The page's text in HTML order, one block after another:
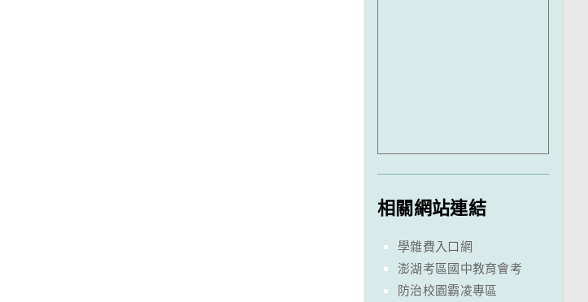
相關網站連結
學雜費入口網
澎湖考區國中教育會考
防治校園霸凌專區